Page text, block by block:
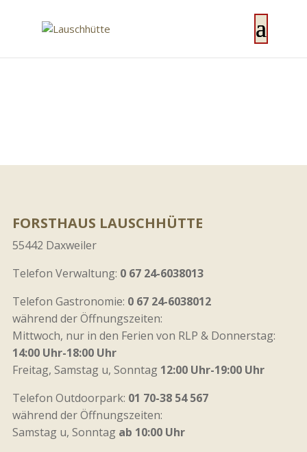
FORSTHAUS LAUSCHHÜTTE
55442 Daxweiler
Telefon Verwaltung: 0 67 24-6038013
Telefon Gastronomie: 0 67 24-6038012
während der Öffnungszeiten:
Mittwoch, nur in den Ferien von RLP & Donnerstag:
14:00 Uhr-18:00 Uhr
Freitag, Samstag u, Sonntag 12:00 Uhr-19:00 Uhr
Telefon Outdoorpark: 01 70-38 54 567
während der Öffnungszeiten:
Samstag u, Sonntagab 10:00 Uhr